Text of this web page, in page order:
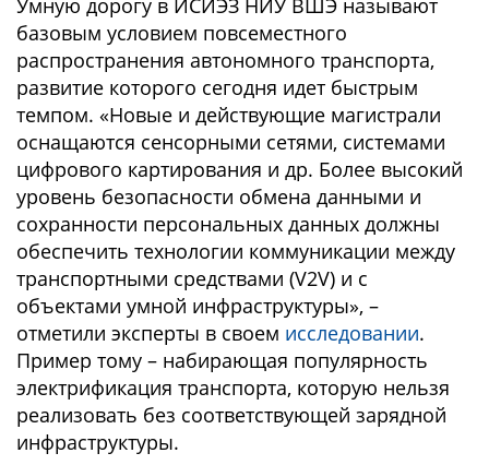
Умную дорогу в ИСИЭЗ НИУ ВШЭ называют
базовым условием повсеместного
распространения автономного транспорта,
развитие которого сегодня идет быстрым
темпом. «Новые и действующие магистрали
оснащаются сенсорными сетями, системами
цифрового картирования и др. Более высокий
уровень безопасности обмена данными и
сохранности персональных данных должны
обеспечить технологии коммуникации между
транспортными средствами (V2V) и с
объектами умной инфраструктуры», –
отметили эксперты в своем исследовании.
Пример тому – набирающая популярность
электрификация транспорта, которую нельзя
реализовать без соответствующей зарядной
инфраструктуры.